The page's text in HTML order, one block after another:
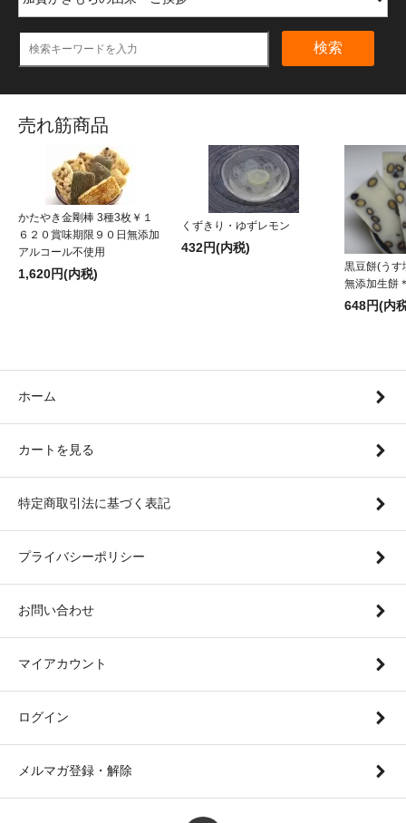
検索
売れ筋商品
かたやき金剛棒 3種3枚￥１
６２０賞味期限９０日無添加
アルコール不使用
1,620円(内税)
くずきり・ゆずレモン
432円(内税)
黒豆餅(うす
無添加生餅
648円(内
ホーム
カートを見る
特定商取引法に基づく表記
プライバシーポリシー
お問い合わせ
マイアカウント
ログイン
メルマガ登録・解除